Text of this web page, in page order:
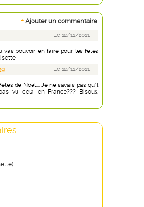
+ Ajouter un commentaire
Le 12/11/2011
vas pouvoir en faire pour les fêtes
Le 12/11/2011
de Noël.... Je ne savais pas qu'il
vu cela en France??? Bisous.